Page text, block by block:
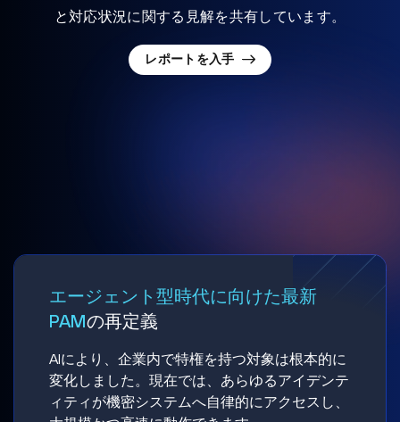
と対応状況に関する見解を共有しています。
レポートを入手
エージェント型時代に向けた最新
PAMの再定義
AIにより、企業内で特権を持つ対象は根本的に
変化しました。現在では、あらゆるアイデンテ
ィティが機密システムへ自律的にアクセスし、